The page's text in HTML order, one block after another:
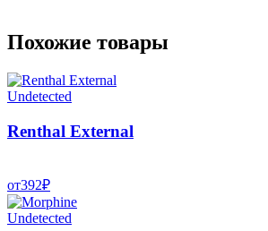
Похожие товары
Undetected
Renthal External
от392₽
Undetected